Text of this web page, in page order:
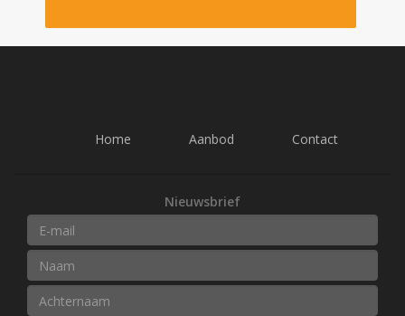
Home Aanbod Contact
Nieuwsbrief